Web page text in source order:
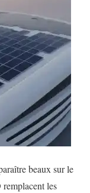
beaux sur le
les